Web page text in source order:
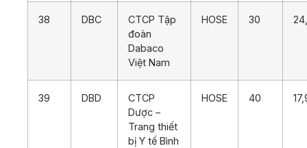
38 DBC
CTCP Tập
đoàn
Dabaco
Việt Nam
HOSE 30
39 DBD
CTCP
Dược –
Trang thiết
bị Y tế Bình
HOSE 40